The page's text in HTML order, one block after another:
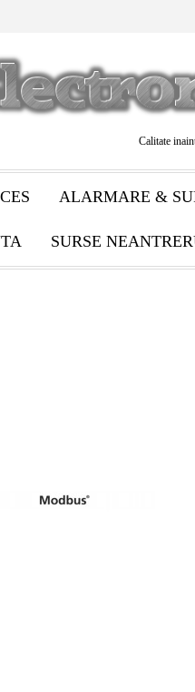
Calitate
ALARMARE &
SURSE